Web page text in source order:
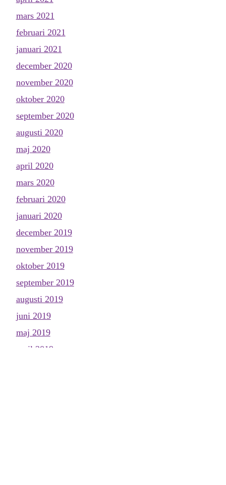
mars 2021
februari 2021
januari 2021
december 2020
november 2020
oktober 2020
september 2020
augusti 2020
maj 2020
april 2020
mars 2020
februari 2020
januari 2020
december 2019
november 2019
oktober 2019
september 2019
augusti 2019
juni 2019
maj 2019
april 2019